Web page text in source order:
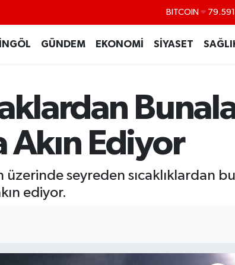
DOLAR
GÜNDEM EKONOMİ SİYASET
Akın Ediyor
seyreden sıcaklıklardan
ediyor.